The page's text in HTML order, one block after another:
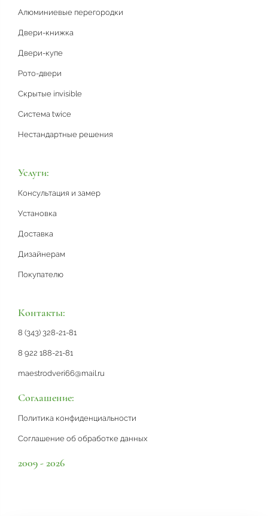
Алюминиевые перегородки
Двери-книжка
Двери-купе
Рото-двери
Скрытые invisible
Система twice
Нестандартные решения
Услуги:
Консультация и замер
Установка
Доставка
Дизайнерам
Покупателю
Контакты:
8 (343) 328-21-81
8 922 188-21-81
maestrodveri66@mail.ru
Соглашение:
Политика конфиденциальности
Соглашение об обработке данных
2009 - 2026